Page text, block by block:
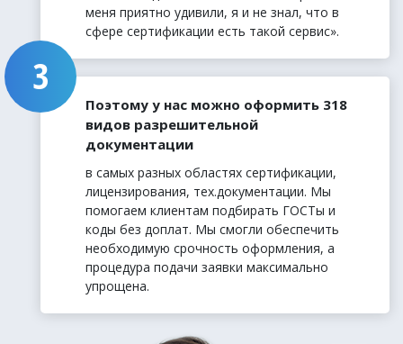
меня приятно удивили, я и не знал, что в
сфере сертификации есть такой сервис».
Поэтому у нас можно оформить 318
видов разрешительной
документации
в самых разных областях сертификации,
лицензирования, тех.документации. Мы
помогаем клиентам подбирать ГОСТы и
коды без доплат. Мы смогли обеспечить
необходимую срочность оформления, а
процедура подачи заявки максимально
упрощена.